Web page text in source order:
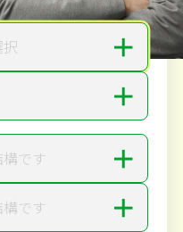
＋
＋
です ＋
です ＋